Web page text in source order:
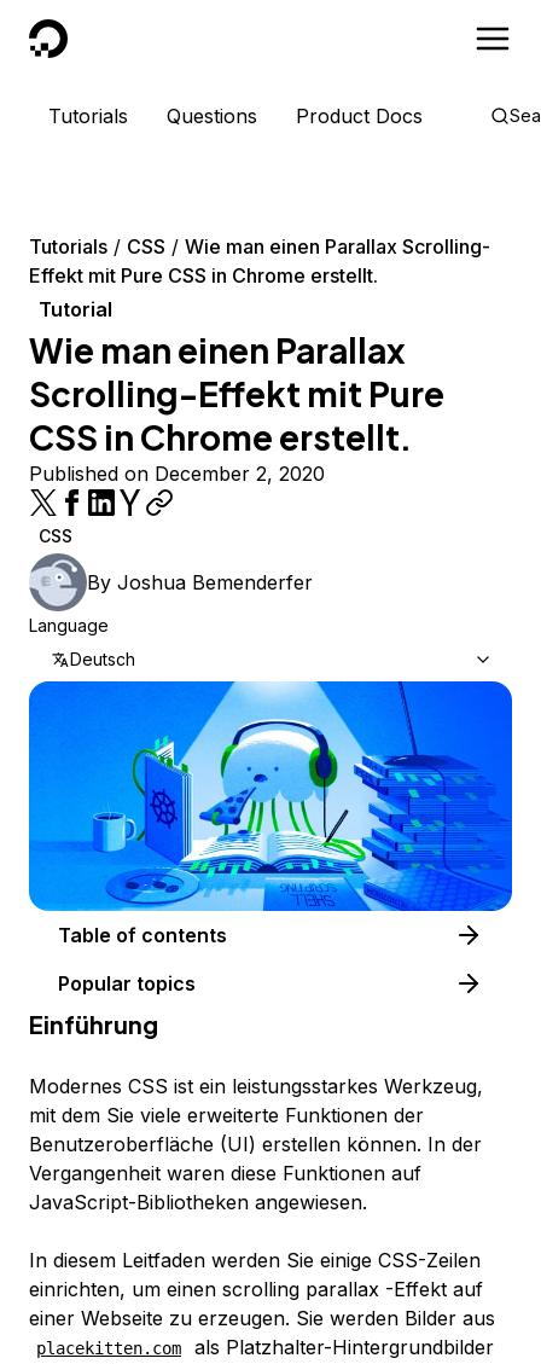
DigitalOcean
Tutorials Questions Product Docs
Tutorials CSS
Wie man einen Parallax Scrolling-
Effekt mit Pure CSS in Chrome erstellt.
Tutorial
Wie man einen Parallax
Scrolling-Effekt mit Pure
CSS in Chrome erstellt.
Published on December 2, 2020
CSS
By Joshua Bemenderfer
Language
Deutsch
Table of contents
Popular topics
Einführung
Modernes CSS ist ein leistungsstarkes Werkzeug,
mit dem Sie viele erweiterte Funktionen der
Benutzeroberfläche (UI) erstellen können. In der
Vergangenheit waren diese Funktionen auf
JavaScript-Bibliotheken angewiesen.
In diesem Leitfaden werden Sie einige CSS-Zeilen
einrichten, um einen scrolling parallax -Effekt auf
einer Webseite zu erzeugen. Sie werden Bilder aus
placekitten.com
als Platzhalter-Hintergrundbilder